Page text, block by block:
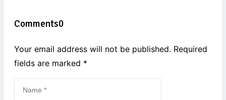
Comments0
Your email address will not be published. Required
fields are marked *